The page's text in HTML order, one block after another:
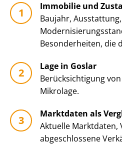
Immobilie und
Baujahr,
Besonderheiten, die
Lage in Goslar
Be­rück­sich­ti­gung
Mikrolage.
Marktdaten als
Aktuelle Marktdaten,
abgeschlossene